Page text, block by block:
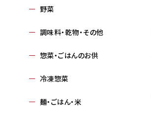
野菜
調味料・乾物・その他
惣菜・ごはんのお供
冷凍惣菜
麺・ごはん・米